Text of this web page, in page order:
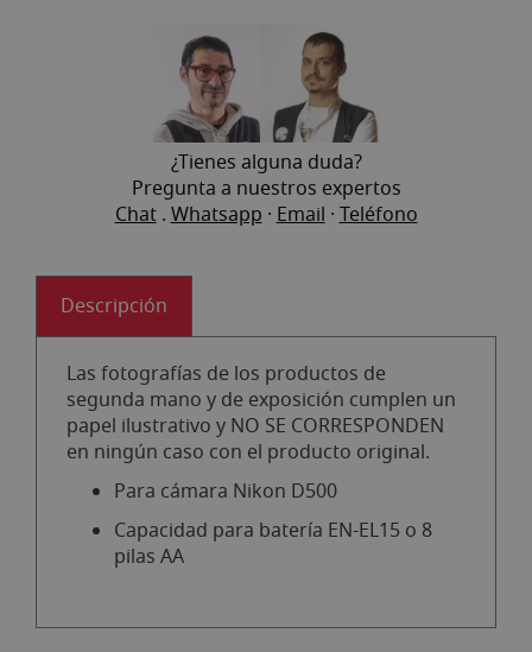
¿Tienes alguna duda?
Pregunta a nuestros expertos
Chat.Whatsapp ·Email ·Teléfono
Descripción
Las fotografías de los productos de
segunda mano y de exposición cumplen un
papel ilustrativo y NO SE CORRESPONDEN
en ningún caso con el producto original.
Para cámara Nikon D500
Capacidad para batería EN-EL15 o 8
pilas AA